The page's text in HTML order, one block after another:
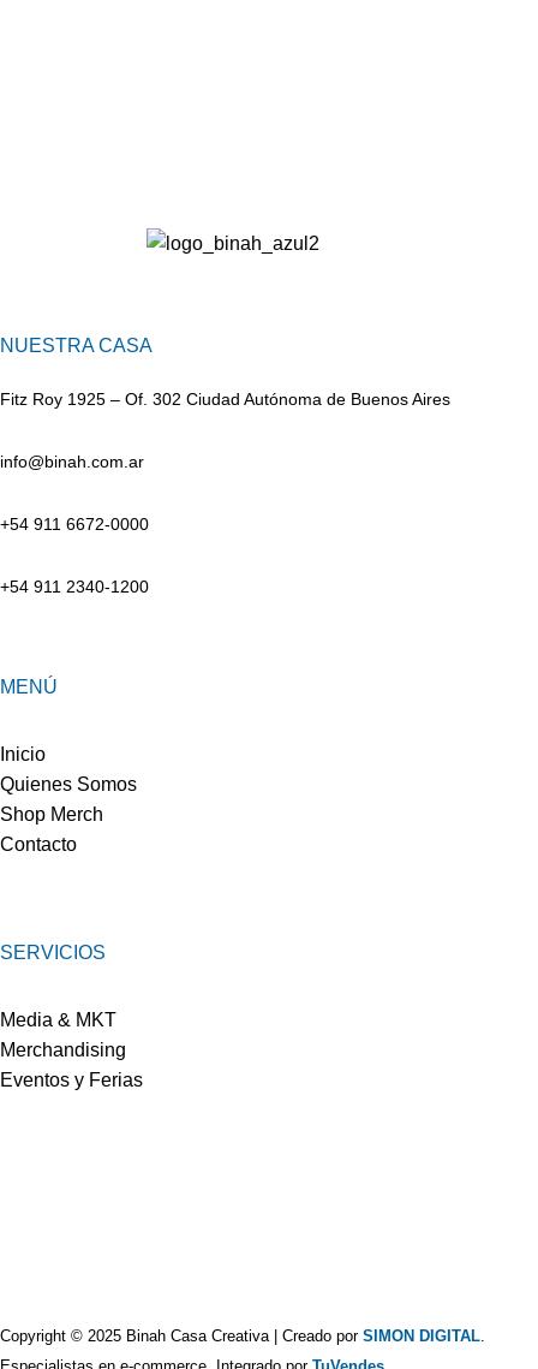
NUESTRA CASA
Fitz Roy 1925 – Of. 302 Ciudad Autónoma de Buenos Aires
info@binah.com.ar
+54 911 6672-0000
+54 911 2340-1200
MENÚ
Inicio
Quienes Somos
Shop Merch
Contacto
SERVICIOS
Media & MKT
Merchandising
Eventos y Ferias
Copyright © 2025 Binah Casa Creativa | Creado por SIMON DIGITAL